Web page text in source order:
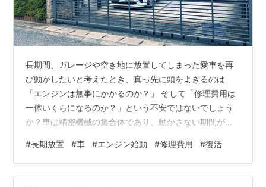
長期間、ガレージや空き地に放置してしまった愛車を再
び動かしたいと考えたとき、真っ先に頭をよぎるのは
「エンジンは無事にかかるのか？」 そして「修理費用は
一体いくらになるのか？」という不安ではないでしょう
か？車は精密機械の集合体であり、動かさない期間が長
んでいきます。軽い気持ちでキーを回した瞬間、エンジ
ンに致命的なダメージを与えてしまい、廃車を余儀なく
されるケースも少なくありません。この記事では、長期
#長期放置 #車 #エンジン始動 #修理費用 #復活